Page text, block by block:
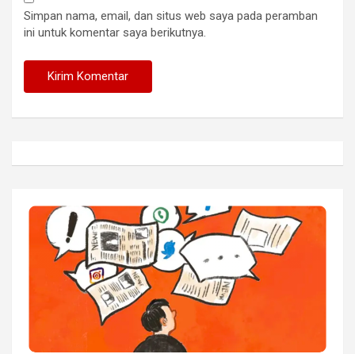
Simpan nama, email, dan situs web saya pada peramban
ini untuk komentar saya berikutnya.